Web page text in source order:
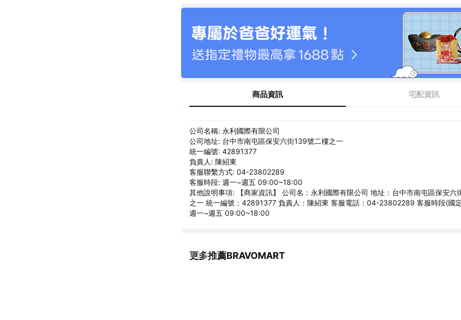
商品資訊 宅配資訊
公司名稱: 永利國際有限公司
公司地址: 台中市南屯區保安六街139號二樓之一
統一編號: 42891377
負責人: 陳紹東
客服聯繫方式: 04-23802289
客服時段: 週一~週五 09:00~18:00
其他說明事項: 【商家資訊】 公司名：永利國際有限公司 地址：台中市南屯區保安六
之一 統一編號：42891377 負責人：陳紹東 客服電話：04-23802289 客服時段(國
週一~週五 09:00~18:00
更多推薦BRAVOMART
看更多